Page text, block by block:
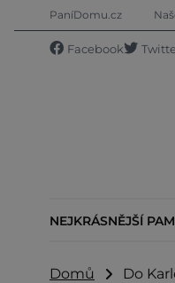
PaníDomu.cz
Facebook
NEJKRÁSNĚJŠÍ
Domů Do